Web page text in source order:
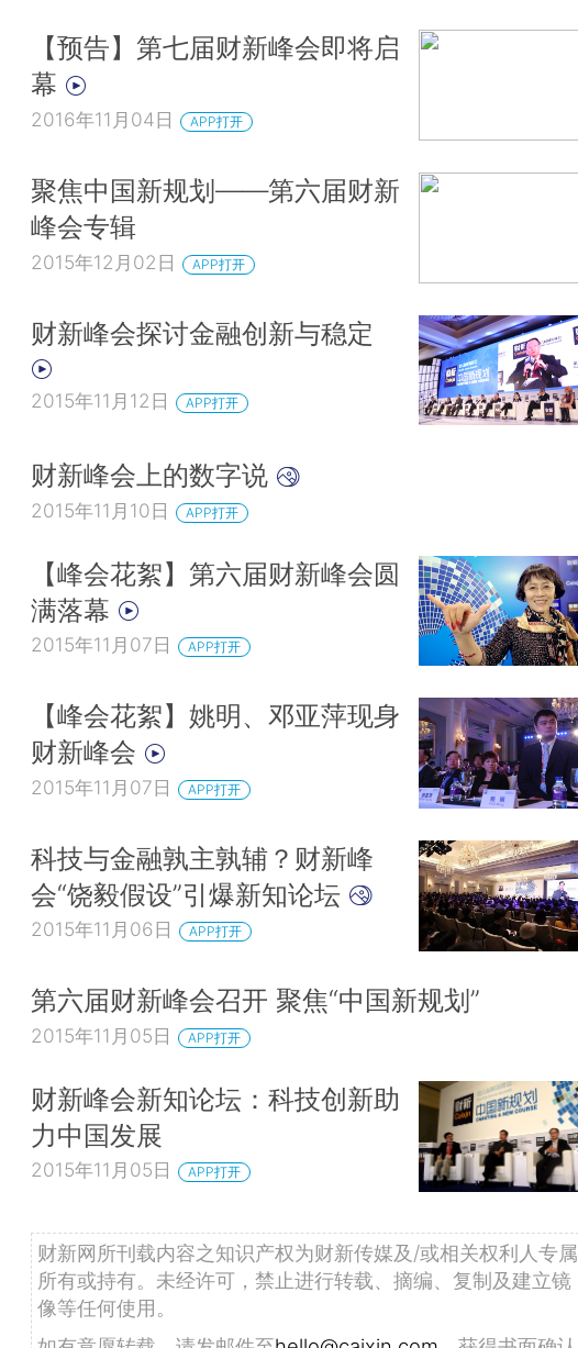
【预告】第七届财新峰会即将启
幕
2016年11月04日 APP打开
聚焦中国新规划——第六届财新
峰会专辑
2015年12月02日 APP打开
财新峰会探讨金融创新与稳定
2015年11月12日 APP打开
财新峰会上的数字说
2015年11月10日 APP打开
【峰会花絮】第六届财新峰会圆
满落幕
2015年11月07日 APP打开
【峰会花絮】姚明、邓亚萍现身
财新峰会
2015年11月07日 APP打开
科技与金融孰主孰辅？财新峰
会“饶毅假设”引爆新知论坛
2015年11月06日 APP打开
第六届财新峰会召开 聚焦“中国新规划”
2015年11月05日 APP打开
财新峰会新知论坛：科技创新助
力中国发展
2015年11月05日 APP打开
财新网所刊载内容之知识产权为财新传媒及/或相关权利人专属
所有或持有。未经许可，禁止进行转载、摘编、复制及建立镜
像等任何使用。